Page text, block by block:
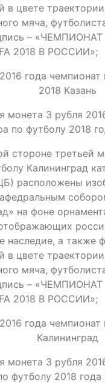
в цвете
мяча,
–
2018 В РОССИИ»;
монета 3 рубля
по футболу 2018
стороне третьей
Калининград
расположены
на фоне
наследие, а также
в цвете
мяча,
–
2018 В РОССИИ»;
монета 3 рубля
футболу 2018 года